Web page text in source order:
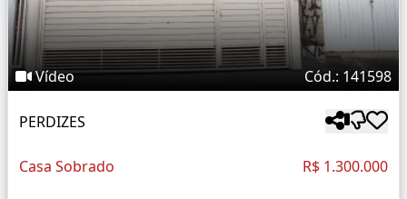
Vídeo Cód.: 141598
PERDIZES
Casa Sobrado R$ 1.300.000